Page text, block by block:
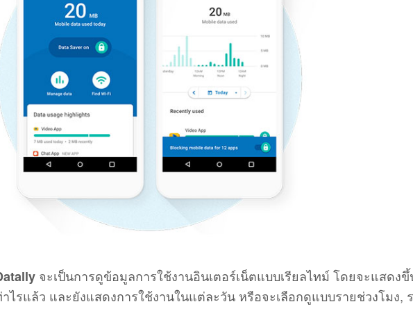
จะเป็นการดูข้อมูลการใช้งานอินเตอร์เน็ตแบบเรียลไทม์ โดยจะแสดง
าไรแล้ว และยังแสดงการใช้งานในแต่ละวัน หรือจะเลือกดูแบบรายช่วงโมง,